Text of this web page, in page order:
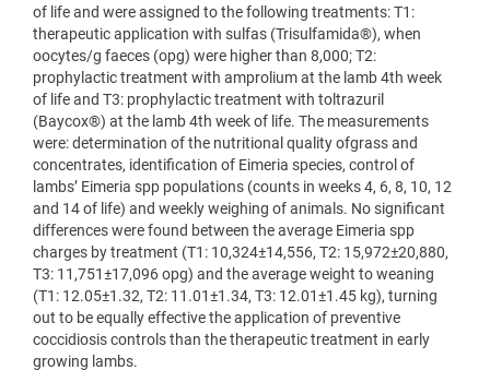
of life and were assigned to the following treatments: T1:
therapeutic application with sulfas (Trisulfamida®), when
oocytes/g faeces (opg) were higher than 8,000; T2:
prophylactic treatment with amprolium at the lamb 4th week
of life and T3: prophylactic treatment with toltrazuril
(Baycox®) at the lamb 4th week of life. The measurements
were: determination of the nutritional quality ofgrass and
concentrates, identification of Eimeria species, control of
lambs’ Eimeria spp populations (counts in weeks 4, 6, 8, 10, 12
and 14 of life) and weekly weighing of animals. No significant
differences were found between the average Eimeria spp
charges by treatment (T1: 10,324±14,556, T2: 15,972±20,880,
T3: 11,751±17,096 opg) and the average weight to weaning
(T1: 12.05±1.32, T2: 11.01±1.34, T3: 12.01±1.45 kg), turning
out to be equally effective the application of preventive
coccidiosis controls than the therapeutic treatment in early
growing lambs.